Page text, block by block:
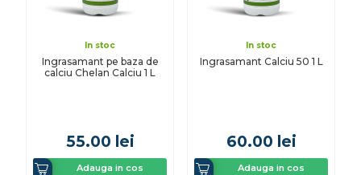
In stoc
Ingrasamant pe baza de
calciu Chelan Calciu 1 L
55.00 lei
Adauga in cos
In stoc
Ingrasamant Calciu 50 1 L
60.00 lei
Adauga in cos